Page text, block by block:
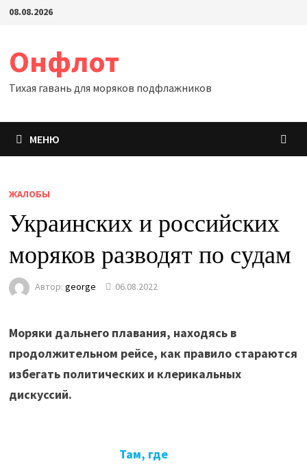
Перейти
08.08.2026
Онфлот
Тихая гавань для моряков подфлажников
МЕНЮ
ЖАЛОБЫ
Украинских и российских
моряков разводят по судам
Автор: george 06.08.2022
Моряки дальнего плавания, находясь в
продолжительном рейсе, как правило стараются
избегать политических и клерикальных
дискуссий.
Там, где